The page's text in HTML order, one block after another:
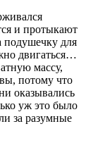
и протыкают
подушечку для
двигаться…
массу,
потому что
оказывались
уж это было
за разумные